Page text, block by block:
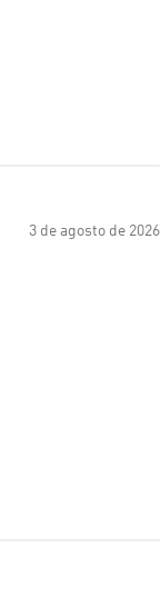
3 de agosto de 2026